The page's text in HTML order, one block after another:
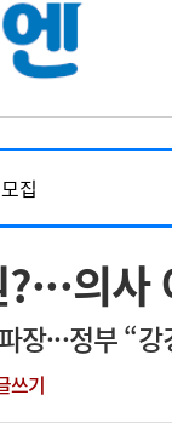
결과
중소병원
판례
법적고지
용
집
집
채용
의
···정부 “
쓰기